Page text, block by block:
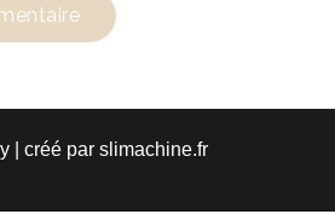
| créé par slimachine.fr